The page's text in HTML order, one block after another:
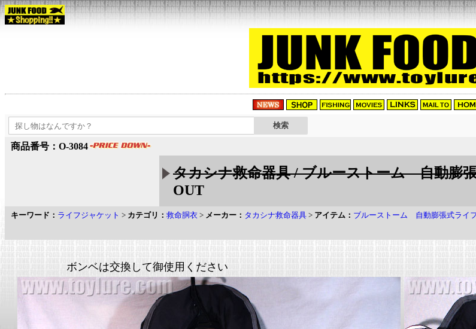
商品番号：O-3084
タカシナ救命器具 / ブルーストーム 自動膨
OUT
キーワード： ライフジャケット > カテゴリ： 救命胴衣 > メーカー： タカシナ救命器具 > アイテム： ブルーストーム 自動膨張式ライ
ボンベは交換して御使用ください